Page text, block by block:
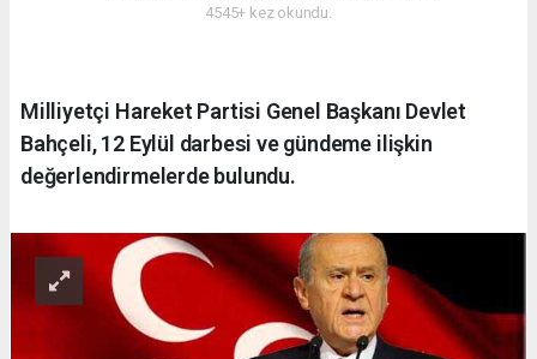
4545+ kez okundu.
Milliyetçi Hareket Partisi Genel Başkanı Devlet
Bahçeli, 12 Eylül darbesi ve gündeme ilişkin
değerlendirmelerde bulundu.